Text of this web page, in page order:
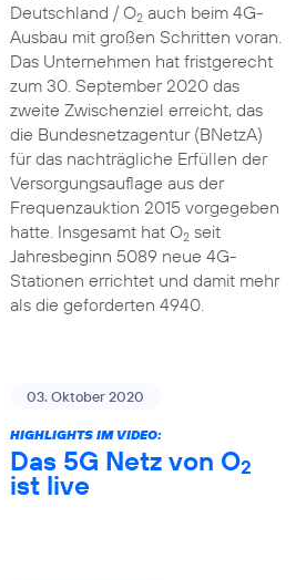
Deutschland / O2auch beim 4G-
Ausbau mit großen Schritten voran.
Das Unternehmen hat fristgerecht
zum 30. September 2020 das
zweite Zwischenziel erreicht, das
die Bundesnetzagentur (BNetzA)
für das nachträgliche Erfüllen der
Versorgungsauflage aus der
Frequenzauktion 2015 vorgegeben
hatte. Insgesamt hat O2seit
Jahresbeginn 5089 neue 4G-
Stationen errichtet und damit mehr
als die geforderten 4940.
03. Oktober 2020
HIGHLIGHTS IM VIDEO:
Das 5G Netz von O2
ist live